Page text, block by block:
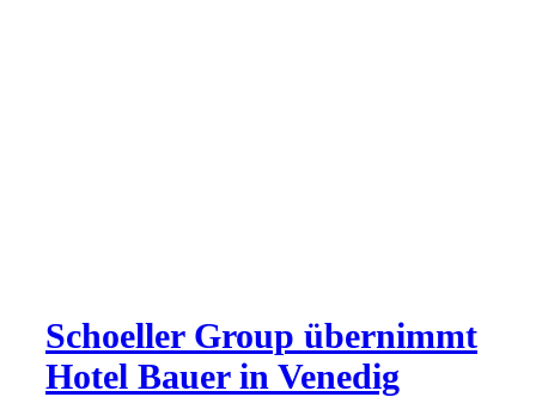
Schoeller Group übernimmt
Hotel Bauer in Venedig